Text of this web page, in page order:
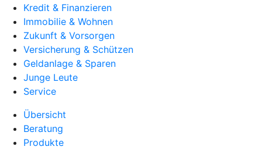
Kredit & Finanzieren
Immobilie & Wohnen
Zukunft & Vorsorgen
Versicherung & Schützen
Geldanlage & Sparen
Junge Leute
Service
Übersicht
Beratung
Produkte